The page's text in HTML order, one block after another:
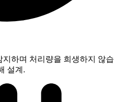
하며 처리량을 희생하지 않습
설계.